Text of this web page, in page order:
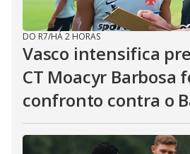
DO R7/HÁ 2 HORAS
Vasco intensifica
CT Moacyr Barbosa
confronto contra o